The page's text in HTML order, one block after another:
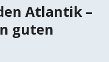
Atlantik –
guten